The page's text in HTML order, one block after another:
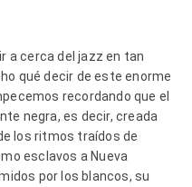
a cerca del jazz en tan
qué decir de este enorme
recordando que el
negra, es decir, creada
los ritmos traídos de
esclavos a Nueva
por los blancos, su